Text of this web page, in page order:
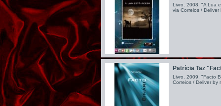
Livro. 2008. "A Lua
via Correios /
Patrícia Taz
Livro. 2009. "Facto
Correios / Deliver